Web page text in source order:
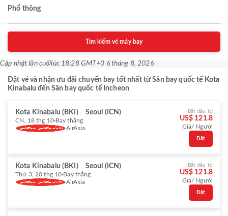
Phổ thông
Tìm kiếm vé máy bay
Cập nhật lần cuốilúc 18:28 GMT+0 6 tháng 8, 2026
Đặt vé và nhận ưu đãi chuyến bay tốt nhất từ Sân bay quốc tế Kota
Kinabalu đến Sân bay quốc tế Incheon
Kota Kinabalu (BKI) Seoul (ICN)
CN, 18 thg 10 Bay thẳng
AirAsia
Bắt đầu từ
US$ 121.8
Giá/ Người
Đặt
Kota Kinabalu (BKI) Seoul (ICN)
Thứ 3, 20 thg 10 Bay thẳng
AirAsia
Bắt đầu từ
US$ 121.8
Giá/ Người
Đặt